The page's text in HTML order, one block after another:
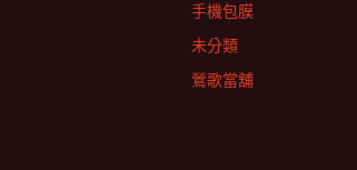
手機包膜
未分類
鶯歌當舖